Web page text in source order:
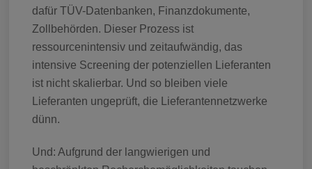
dafür TÜV-Datenbanken, Finanzdokumente,
Zollbehörden. Dieser Prozess ist
ressourcenintensiv und zeitaufwändig, das
intensive Screening der potenziellen Lieferanten
ist nicht skalierbar. Und so bleiben viele
Lieferanten ungeprüft, die Lieferantennetzwerke
dünn.
Und: Aufgrund der langwierigen und